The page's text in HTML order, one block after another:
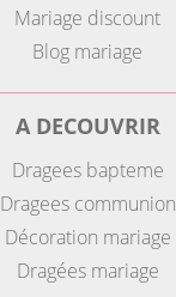
Mariage discount
Blog mariage
A DECOUVRIR
Dragees bapteme
Dragees communion
Décoration mariage
Dragées mariage